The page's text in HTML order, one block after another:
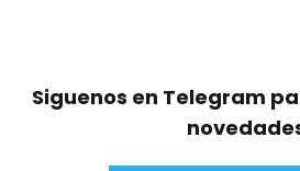
Siguenos en Telegram